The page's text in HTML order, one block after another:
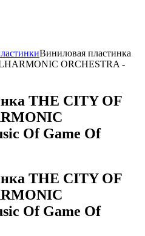
Виниловая пластинка
ORCHESTRA -
THE CITY OF
Of Game Of
THE CITY OF
Of Game Of